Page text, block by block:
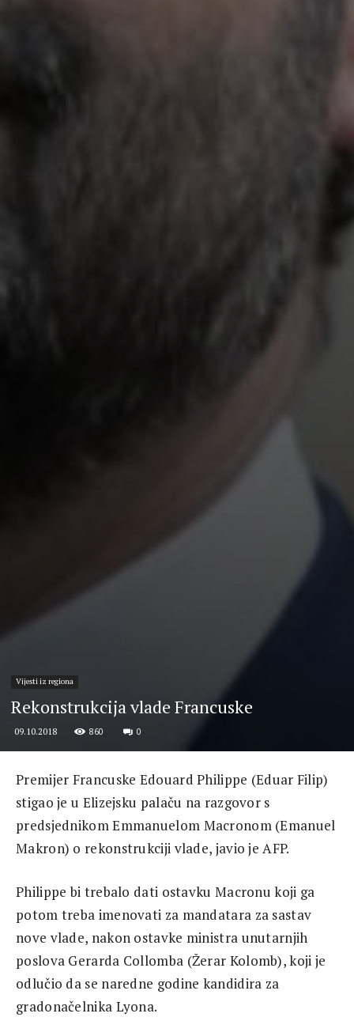
Vijesti iz regiona
Rekonstrukcija vlade Francuske
09.10.2018 860 0
Premijer Francuske Edouard Philippe (Eduar Filip)
stigao je u Elizejsku palaču na razgovor s
predsjednikom Emmanuelom Macronom (Emanuel
Makron) o rekonstrukciji vlade, javio je AFP.
Philippe bi trebalo dati ostavku Macronu koji ga
potom treba imenovati za mandatara za sastav
nove vlade, nakon ostavke ministra unutarnjih
poslova Gerarda Collomba (Žerar Kolomb), koji je
odlučio da se naredne godine kandidira za
gradonačelnika Lyona.